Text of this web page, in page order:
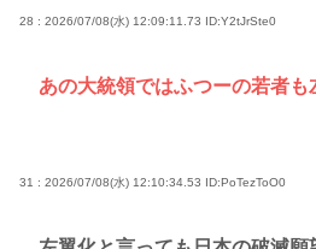
28 : 2026/07/08(水) 12:09:11.73 ID:Y2tJrSte0
あの大統領ではふつーの若者も
31 : 2026/07/08(水) 12:10:34.53 ID:PoTezToO0